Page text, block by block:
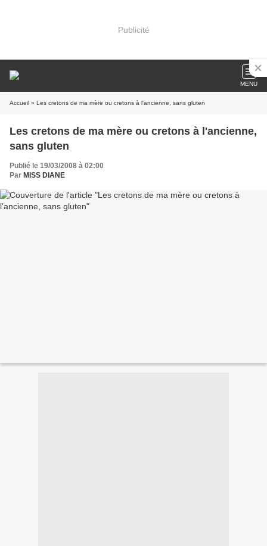
Publicité
MENU
Accueil » Les cretons de ma mère ou cretons à l'ancienne, sans gluten
Les cretons de ma mère ou cretons à l'ancienne,
sans gluten
Publié le 19/03/2008 à 02:00
Par MISS DIANE